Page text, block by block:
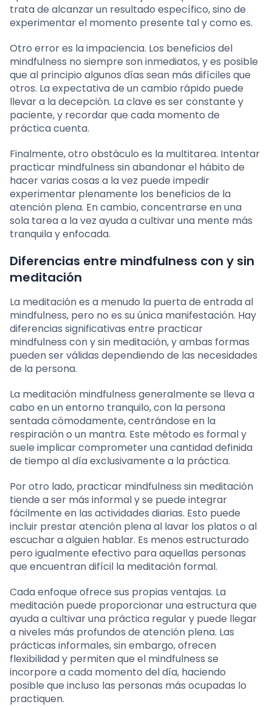
trata de alcanzar un resultado específico, sino de
experimentar el momento presente tal y como es.
Otro error es la impaciencia. Los beneficios del
mindfulness no siempre son inmediatos, y es posible
que al principio algunos días sean más difíciles que
otros. La expectativa de un cambio rápido puede
llevar a la decepción. La clave es ser constante y
paciente, y recordar que cada momento de
práctica cuenta.
Finalmente, otro obstáculo es la multitarea. Intentar
practicar mindfulness sin abandonar el hábito de
hacer varias cosas a la vez puede impedir
experimentar plenamente los beneficios de la
atención plena. En cambio, concentrarse en una
sola tarea a la vez ayuda a cultivar una mente más
tranquila y enfocada.
Diferencias entre mindfulness con y sin
meditación
La meditación es a menudo la puerta de entrada al
mindfulness, pero no es su única manifestación. Hay
diferencias significativas entre practicar
mindfulness con y sin meditación, y ambas formas
pueden ser válidas dependiendo de las necesidades
de la persona.
La meditación mindfulness generalmente se lleva a
cabo en un entorno tranquilo, con la persona
sentada cómodamente, centrándose en la
respiración o un mantra. Este método es formal y
suele implicar comprometer una cantidad definida
de tiempo al día exclusivamente a la práctica.
Por otro lado, practicar mindfulness sin meditación
tiende a ser más informal y se puede integrar
fácilmente en las actividades diarias. Esto puede
incluir prestar atención plena al lavar los platos o al
escuchar a alguien hablar. Es menos estructurado
pero igualmente efectivo para aquellas personas
que encuentran difícil la meditación formal.
Cada enfoque ofrece sus propias ventajas. La
meditación puede proporcionar una estructura que
ayuda a cultivar una práctica regular y puede llegar
a niveles más profundos de atención plena. Las
prácticas informales, sin embargo, ofrecen
flexibilidad y permiten que el mindfulness se
incorpore a cada momento del día, haciendo
posible que incluso las personas más ocupadas lo
practiquen.